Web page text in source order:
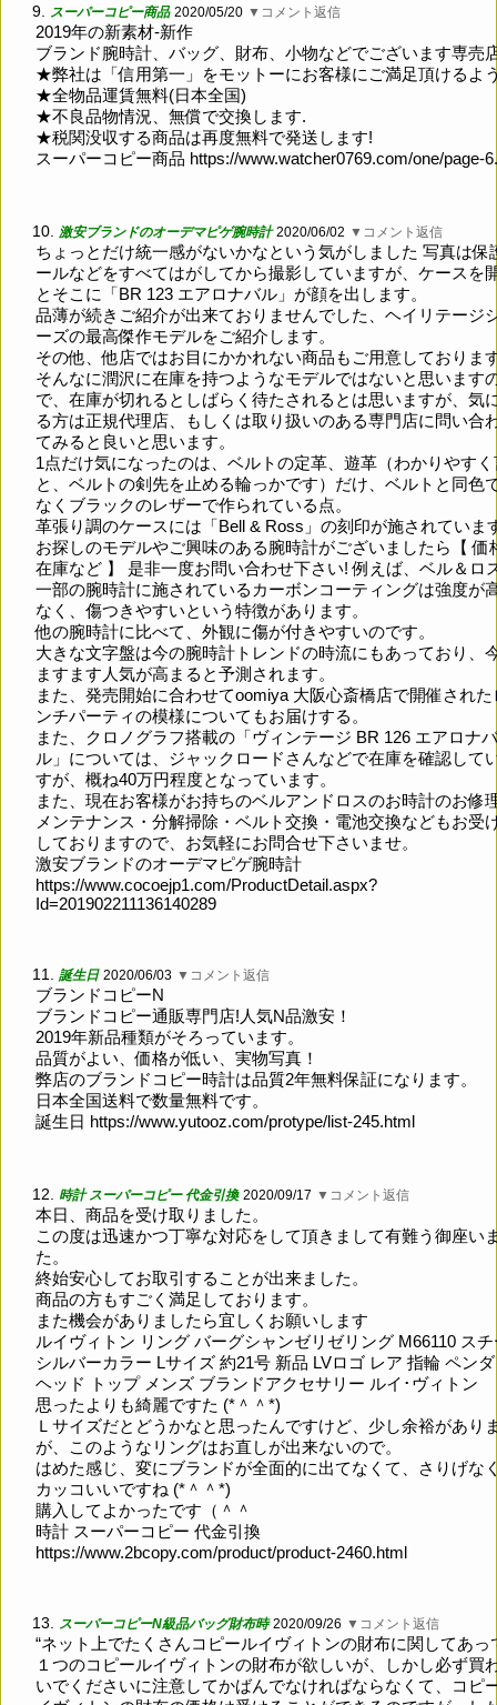
9. スーパーコピー商品 2020/05/20 ▼コメント返信
2019年の新素材-新作
ブランド腕時計、バッグ、財布、小物などでございます専売
★弊社は「信用第一」をモットーにお客様にご満足頂けるよ
★全物品運賃無料(日本全国)
★不良品物情況、無償で交換します.
★税関没収する商品は再度無料で発送します!
スーパーコピー商品 https://www.watcher0769.com/one/page-
10. 激安ブランドのオーデマピゲ腕時計 2020/06/02 ▼コメント返信
ちょっとだけ統一感がないかなという気がしました 写真は保
ールなどをすべてはがしてから撮影していますが、ケースを
とそこに「BR 123 エアロナバル」が顔を出します。
品薄が続きご紹介が出来ておりませんでした、ヘイリテージ
ーズの最高傑作モデルをご紹介します。
その他、他店ではお目にかかれない商品もご用意しておりま
そんなに潤沢に在庫を持つようなモデルではないと思います
で、在庫が切れるとしばらく待たされるとは思いますが、気
る方は正規代理店、もしくは取り扱いのある専門店に問い合
てみると良いと思います。
1点だけ気になったのは、ベルトの定革、遊革（わかりやす
と、ベルトの剣先を止める輪っかです）だけ、ベルトと同色
なくブラックのレザーで作られている点。
革張り調のケースには「Bell & Ross」の刻印が施されていま
お探しのモデルやご興味のある腕時計がございましたら【 価
在庫など 】 是非一度お問い合わせ下さい! 例えば、ベル＆ロ
一部の腕時計に施されているカーボンコーティングは強度が
なく、傷つきやすいという特徴があります。
他の腕時計に比べて、外観に傷が付きやすいのです。
大きな文字盤は今の腕時計トレンドの時流にもあっており、
ますます人気が高まると予測されます。
また、発売開始に合わせてoomiya 大阪心斎橋店で開催された
ンチパーティの模様についてもお届けする。
また、クロノグラフ搭載の「ヴィンテージ BR 126 エアロナバ
ル」については、ジャックロードさんなどで在庫を確認して
すが、概ね40万円程度となっています。
また、現在お客様がお持ちのベルアンドロスのお時計のお修
メンテナンス・分解掃除・ベルト交換・電池交換などもお受
しておりますので、お気軽にお問合せ下さいませ。
激安ブランドのオーデマピゲ腕時計
https://www.cocoejp1.com/ProductDetail.aspx?
Id=201902211136140289
11. 誕生日 2020/06/03 ▼コメント返信
ブランドコピーN
ブランドコピー通販専門店!人気N品激安！
2019年新品種類がそろっています。
品質がよい、価格が低い、実物写真！
弊店のブランドコピー時計は品質2年無料保証になります。
日本全国送料で数量無料です。
誕生日 https://www.yutooz.com/protype/list-245.html
12. 時計 スーパーコピー 代金引換 2020/09/17 ▼コメント返信
本日、商品を受け取りました。
この度は迅速かつ丁寧な対応をして頂きまして有難う御座い
た。
終始安心してお取引することが出来ました。
商品の方もすごく満足しております。
また機会がありましたら宜しくお願いします
ルイヴィトン リング バーグシャンゼリゼリング M66110 ス
シルバーカラー Lサイズ 約21号 新品 LVロゴ レア 指輪 ペン
ヘッド トップ メンズ ブランドアクセサリー ルイ･ヴィトン
思ったよりも綺麗ですた (*＾＾*)
Ｌサイズだとどうかなと思ったんですけど、少し余裕があり
が、このようなリングはお直しが出来ないので。
はめた感じ、変にブランドが全面的に出てなくて、さりげな
カッコいいですね (*＾＾*)
購入してよかったです（＾＾
時計 スーパーコピー 代金引換
https://www.2bcopy.com/product/product-2460.html
13. スーパーコピーN級品バッグ財布時 2020/09/26 ▼コメント返信
“ネット上でたくさんコピールイヴィトンの財布に関してあっ
１つのコピールイヴィトンの財布が欲しいが、しかし必ず買
いでくださいに注意してかばんでなければならなくて、コピ